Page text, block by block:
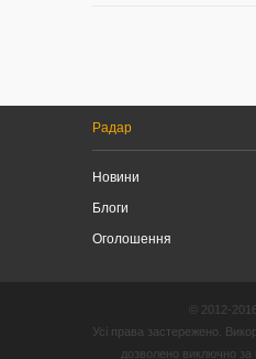
Радар
Новини
Блоги
Оголошення
© 2012-
Усі права застережено.
дозволено виключно